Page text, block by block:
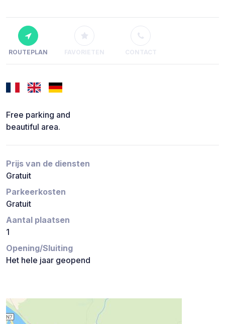
ROUTEPLAN FAVORIETEN CONTACT
Free parking and
beautiful area.
Prijs van de diensten
Gratuit
Parkeerkosten
Gratuit
Aantal plaatsen
1
Opening/Sluiting
Het hele jaar geopend